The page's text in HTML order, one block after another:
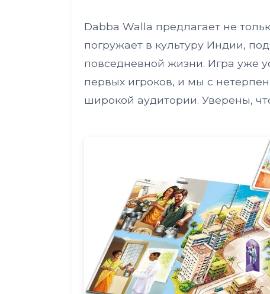
Dabba Walla предлагает не
погружает в культуру Индии,
повседневной жизни. Игра уже
первых игроков, и мы с
широкой аудитории. Уверены,